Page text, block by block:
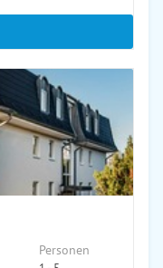
Personen